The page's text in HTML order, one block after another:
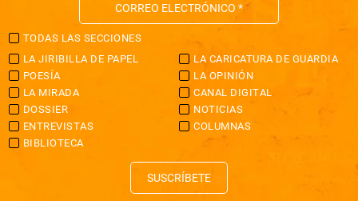
TODAS LAS SECCIONES
LA JIRIBILLA DE PAPEL
LA CARICATURA DE GUARDIA
POESÍA
LA OPINIÓN
LA MIRADA
CANAL DIGITAL
DOSSIER
NOTICIAS
ENTREVISTAS
COLUMNAS
BIBLIOTECA
SUSCRÍBETE